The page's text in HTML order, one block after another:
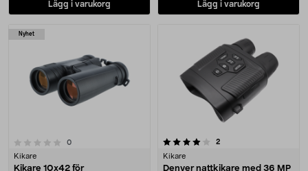
Lägg i varukorg Lägg i varukorg
Nyhet
0recensioner
Kikare
Kikare 10x42 för
4.0 av 5 stjärnor 2recensioner
Kikare
Denver nattkikare med 36 MP